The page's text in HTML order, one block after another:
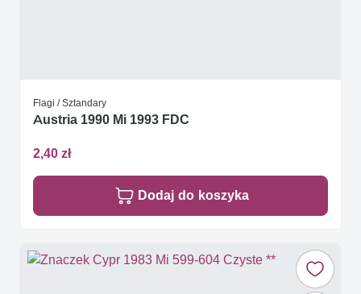
Flagi / Sztandary
Austria 1990 Mi 1993 FDC
2,40 zł
Dodaj do koszyka